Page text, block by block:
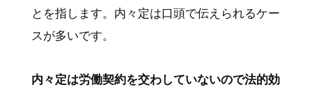
とを指します。内々定は口頭で伝えられるケー
スが多いです。
内々定は労働契約を交わしていないので法的効